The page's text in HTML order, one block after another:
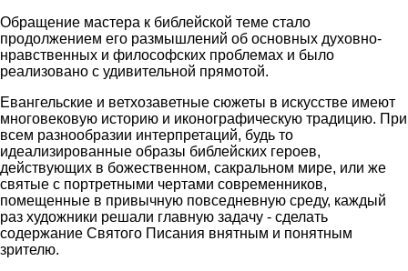
Обращение мастера к библейской теме стало
продолжением его размышлений об основных духовно-
нравственных и философских проблемах и было
реализовано с удивительной прямотой.
Евангельские и ветхозаветные сюжеты в искусстве имеют
многовековую историю и иконографическую традицию. При
всем разнообразии интерпретаций, будь то
идеализированные образы библейских героев,
действующих в божественном, сакральном мире, или же
святые с портретными чертами современников,
помещенные в привычную повседневную среду, каждый
раз художники решали главную задачу - сделать
содержание Святого Писания внятным и понятным
зрителю.